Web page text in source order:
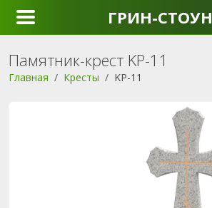
ГРИН-СТОУН
Памятник-крест KP-11
Главная Кресты KP-11